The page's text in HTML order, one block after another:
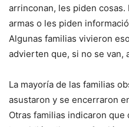
arrinconan, les piden
armas o les piden
Algunas familias vivieron
advierten que, si no se van,
La mayoría de las familias
asustaron y se encerraron
Otras familias indicaron